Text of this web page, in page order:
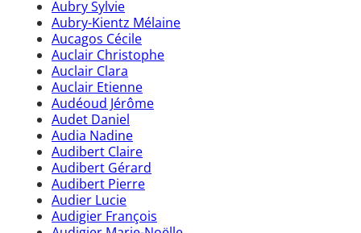
Aubry Sylvie
Aubry-Kientz Mélaine
Aucagos Cécile
Auclair Christophe
Auclair Clara
Auclair Etienne
Audéoud Jérôme
Audet Daniel
Audia Nadine
Audibert Claire
Audibert Gérard
Audibert Pierre
Audier Lucie
Audigier François